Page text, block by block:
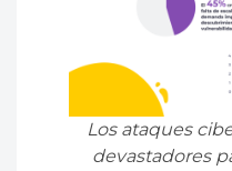
Los ataques
devastadores